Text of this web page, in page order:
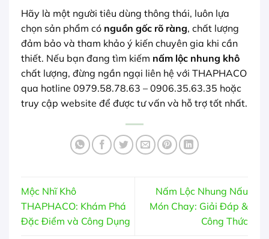
Hãy là một người tiêu dùng thông thái, luôn lựa
chọn sản phẩm có nguồn gốc rõ ràng, chất lượng
đảm bảo và tham khảo ý kiến chuyên gia khi cần
thiết. Nếu bạn đang tìm kiếm nấm lộc nhung khô
chất lượng, đừng ngần ngại liên hệ với THAPHACO
qua hotline 0979.58.78.63 – 0906.35.63.35 hoặc
truy cập website để được tư vấn và hỗ trợ tốt nhất.
Mộc Nhĩ Khô
THAPHACO: Khám Phá
Đặc Điểm và Công Dụng
Nấm Lộc Nhung Nấu
Món Chay: Giải Đáp &
Công Thức